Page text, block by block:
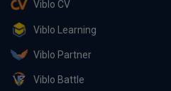
Viblo CV
Viblo Learning
Viblo Partner
Viblo Battle